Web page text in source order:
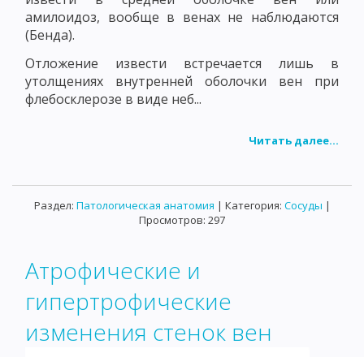
амилоидоз, вообще в венах не наблюдаются
(Бенда).
Отложение извести встречается лишь в
утолщениях внутренней оболочки вен при
флебосклерозе в виде неб...
Читать далее...
Раздел: Патологическая анатомия | Категория: Сосуды |
Просмотров: 297
Атрофические и
гипертрофические
изменения стенок вен